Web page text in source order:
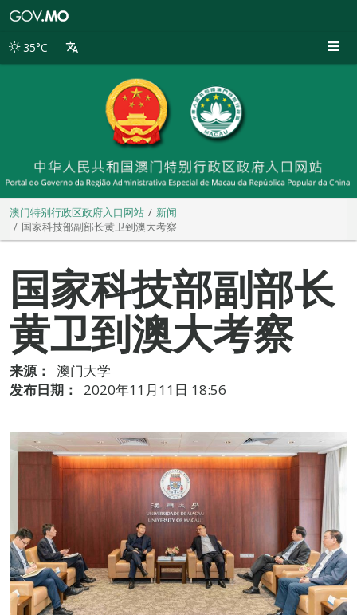
别
35°C
澳门特别行政区政府入口网站
新闻
国家科技部副部长黄卫到澳大考察
国家科技部副部长
黄卫到澳大考察
来源：
澳门大学
发布日期：
2020年11月11日 18:56